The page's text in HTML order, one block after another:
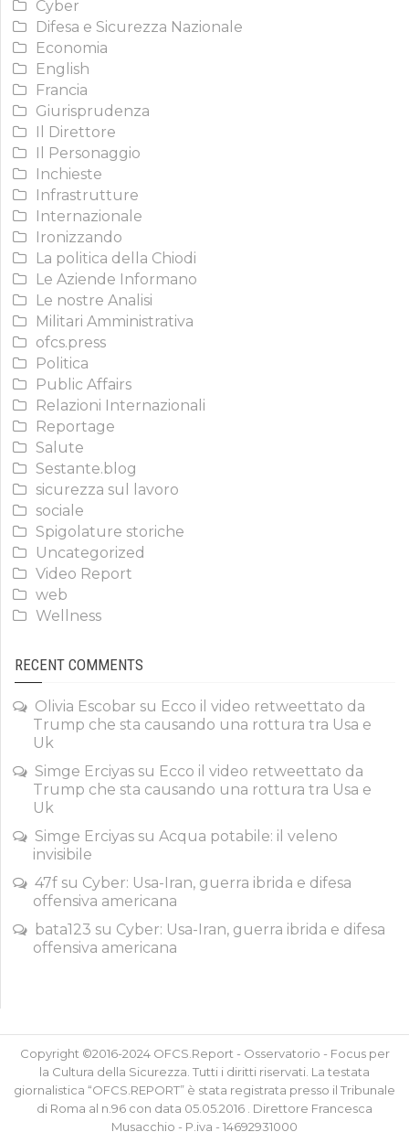
Cyber
Difesa e Sicurezza Nazionale
Economia
English
Francia
Giurisprudenza
Il Direttore
Il Personaggio
Inchieste
Infrastrutture
Internazionale
Ironizzando
La politica della Chiodi
Le Aziende Informano
Le nostre Analisi
Militari Amministrativa
ofcs.press
Politica
Public Affairs
Relazioni Internazionali
Reportage
Salute
Sestante.blog
sicurezza sul lavoro
sociale
Spigolature storiche
Uncategorized
Video Report
web
Wellness
RECENT COMMENTS
Olivia Escobar su Ecco il video retweettato da
Trump che sta causando una rottura tra Usa e
Uk
Simge Erciyas su Ecco il video retweettato da
Trump che sta causando una rottura tra Usa e
Uk
Simge Erciyas su Acqua potabile: il veleno
invisibile
47f su Cyber: Usa-Iran, guerra ibrida e difesa
offensiva americana
bata123 su Cyber: Usa-Iran, guerra ibrida e difesa
offensiva americana
Copyright ©2016-2024 OFCS.Report - Osservatorio - Focus per
la Cultura della Sicurezza. Tutti i diritti riservati. La testata
giornalistica “OFCS.REPORT” è stata registrata presso il Tribunale
di Roma al n.96 con data 05.05.2016 . Direttore Francesca
Musacchio - P.iva - 14692931000